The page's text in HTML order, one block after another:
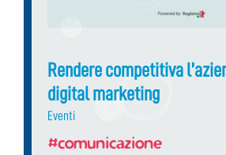
Rendere competitiva
digital marketing
Eventi
#comunicazione